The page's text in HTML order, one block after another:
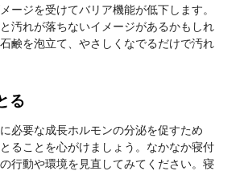
ージを受けてバリア機能が低下します。
汚れが落ちないイメージがあるかもしれ
鹸を泡立て、やさしくなでるだけで汚れ
る
必要な成長ホルモンの分泌を促すため
ることを心がけましょう。なかなか寝付
行動や環境を見直してみてください。寝